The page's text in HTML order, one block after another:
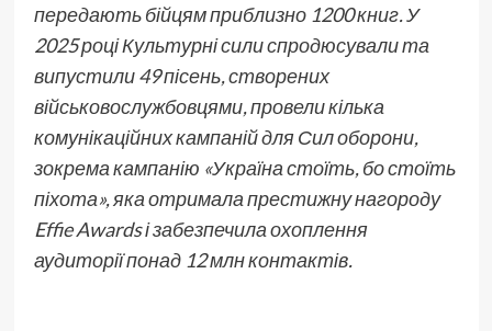
передають бійцям приблизно 1200 книг. У
2025 році Культурні сили спродюсували та
випустили 49 пісень, створених
військовослужбовцями, провели кілька
комунікаційних кампаній для Сил оборони,
зокрема кампанію «Україна стоїть, бо стоїть
піхота», яка отримала престижну нагороду
Effie Awards і забезпечила охоплення
аудиторії понад 12 млн контактів.